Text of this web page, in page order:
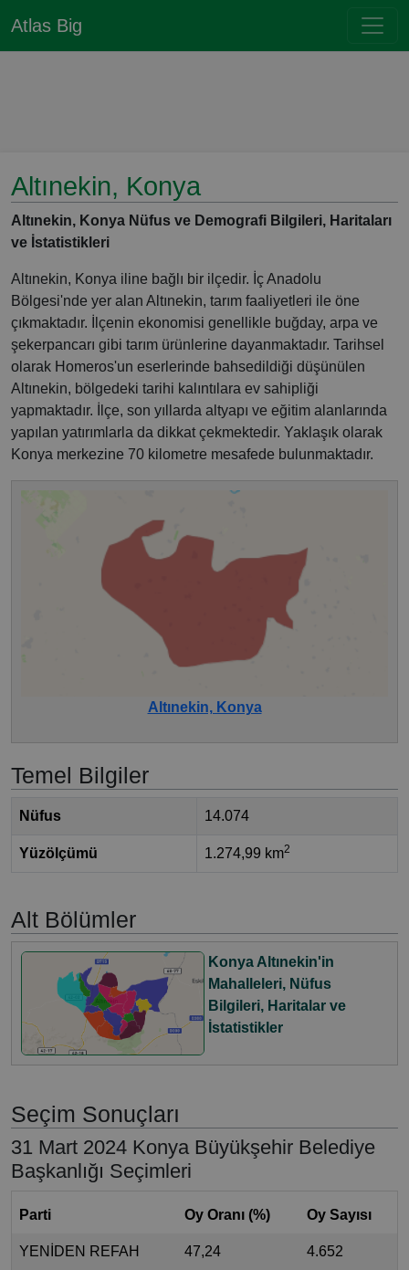
Atlas Big
Altınekin, Konya
Altınekin, Konya Nüfus ve Demografi Bilgileri, Haritaları
ve İstatistikleri
Altınekin, Konya iline bağlı bir ilçedir. İç Anadolu
Bölgesi'nde yer alan Altınekin, tarım faaliyetleri ile öne
çıkmaktadır. İlçenin ekonomisi genellikle buğday, arpa ve
şekerpancarı gibi tarım ürünlerine dayanmaktadır. Tarihsel
olarak Homeros'un eserlerinde bahsedildiği düşünülen
Altınekin, bölgedeki tarihi kalıntılara ev sahipliği
yapmaktadır. İlçe, son yıllarda altyapı ve eğitim alanlarında
yapılan yatırımlarla da dikkat çekmektedir. Yaklaşık olarak
Konya merkezine 70 kilometre mesafede bulunmaktadır.
Altınekin, Konya
Temel Bilgiler
Nüfus 14.074
Yüzölçümü 1.274,99 km2
Alt Bölümler
Konya Altınekin'in
Mahalleleri, Nüfus
Bilgileri, Haritalar ve
İstatistikler
Seçim Sonuçları
31 Mart 2024 Konya Büyükşehir Belediye
Başkanlığı Seçimleri
Parti Oy Oranı (%) Oy Sayısı
YENİDEN REFAH 47,24 4.652